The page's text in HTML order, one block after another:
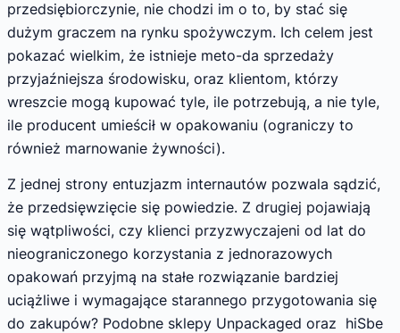
przedsiębiorczynie, nie chodzi im o to, by stać się
dużym graczem na rynku spożywczym. Ich celem jest
pokazać wielkim, że istnieje meto-da sprzedaży
przyjaźniejsza środowisku, oraz klientom, którzy
wreszcie mogą kupować tyle, ile potrzebują, a nie tyle,
ile producent umieścił w opakowaniu (ograniczy to
również marnowanie żywności).
Z jednej strony entuzjazm internautów pozwala sądzić,
że przedsięwzięcie się powiedzie. Z drugiej pojawiają
się wątpliwości, czy klienci przyzwyczajeni od lat do
nieograniczonego korzystania z jednorazowych
opakowań przyjmą na stałe rozwiązanie bardziej
uciążliwe i wymagające starannego przygotowania się
do zakupów? Podobne sklepy Unpackaged oraz hiSbe